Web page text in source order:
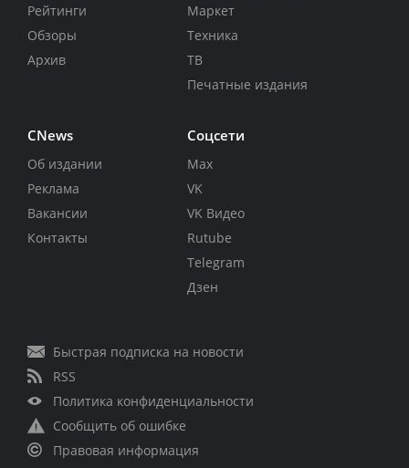
Рейтинги
Обзоры
Архив
Маркет
Техника
ТВ
Печатные издания
CNews
Об издании
Реклама
Вакансии
Контакты
Соцсети
Max
VK
VK Видео
Rutube
Telegram
Дзен
Быстрая подписка на новости
RSS
Политика конфиденциальности
Сообщить об ошибке
Правовая информация